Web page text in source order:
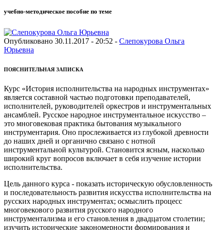
учебно-методическое пособие по теме
Опубликовано 30.11.2017 - 20:52 - Слепокурова Ольга
Юрьевна
ПОЯСНИТЕЛЬНАЯ ЗАПИСКА
Курс «История исполнительства на народных инструментах»
является составной частью подготовки преподавателей,
исполнителей, руководителей оркестров и инструментальных
ансамблей. Русское народное инструментальное искусство –
это многовековая практика бытования музыкального
инструментария. Оно прослеживается из глубокой древности
до наших дней и органично связано с нотной
инструментальной культурой. Становится ясным, насколько
широкий круг вопросов включает в себя изучение истории
исполнительства.
Цель данного курса - показать историческую обусловленность
и последовательность развития искусства исполнительства на
русских народных инструментах; осмыслить процесс
многовекового развития русского народного
инструментализма и его становления в двадцатом столетии;
изучить исторические закономерности формирования и